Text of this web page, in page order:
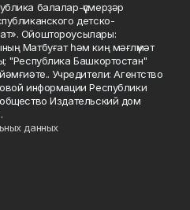
балалар-үҫмерҙәр
детско-
Ойоштороусылары:
Матбуғат һәм киң мәғлүмәт
"Республика Башкортостан"
Учредители: Агентство
информации Республики
Издательский дом
данных